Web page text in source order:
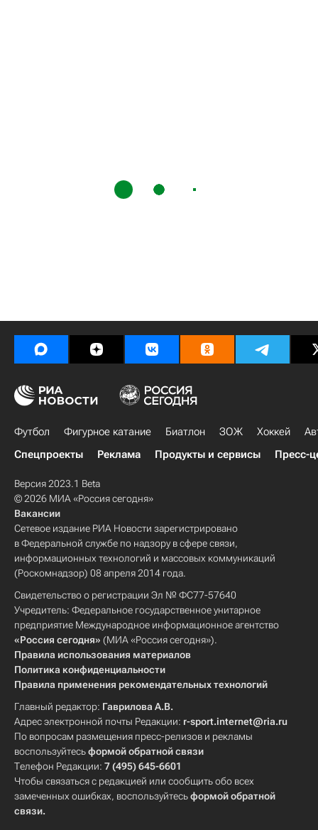
Футбол Фигурное катание Биатлон ЗОЖ Хоккей
Спецпроекты
Реклама Продукты и сервисы Пресс-
Версия 2023.1 Beta
© 2026 МИА «Россия сегодня»
Вакансии
Сетевое издание РИА Новости зарегистрировано
в Федеральной службе по надзору в сфере связи,
информационных технологий и массовых коммуникаций
(Роскомнадзор) 08 апреля 2014 года.
Свидетельство о регистрации Эл № ФС77-57640
Учредитель: Федеральное государственное унитарное
предприятие Международное информационное агентство
«Россия сегодня» (МИА «Россия сегодня»).
Правила использования материалов
Политика конфиденциальности
Правила применения рекомендательных технологий
Главный редактор: Гаврилова А.В.
Адрес электронной почты Редакции: r-sport.internet@ria.ru
По вопросам размещения пресс-релизов и рекламы
воспользуйтесьформой обратной связи
Телефон Редакции: 7 (495) 645-6601
Чтобы связаться с редакцией или сообщить обо всех
замеченных ошибках, воспользуйтесьформой обратной
связи.